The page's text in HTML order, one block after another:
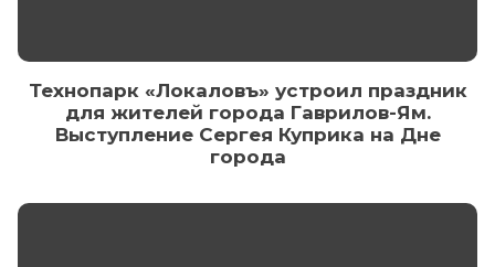
Технопарк «Локаловъ» устроил праздник
для жителей города Гаврилов-Ям.
Выступление Сергея Куприка на Дне
города